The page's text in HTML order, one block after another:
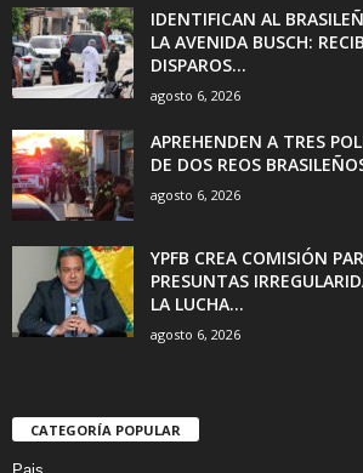
IDENTIFICAN AL
LA AVENIDA BUSCH:
DISPAROS...
agosto 6, 2026
APREHENDEN A TRES
DE DOS REOS
agosto 6, 2026
YPFB CREA COMISIÓN
PRESUNTAS
LA LUCHA...
agosto 6, 2026
CATEGORÍA POPULAR